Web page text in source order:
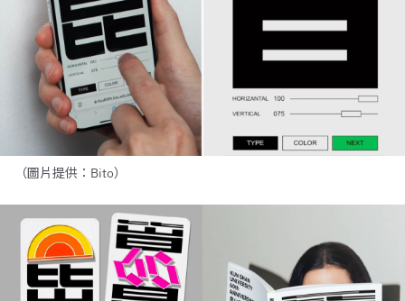
（圖片提供：Bito）